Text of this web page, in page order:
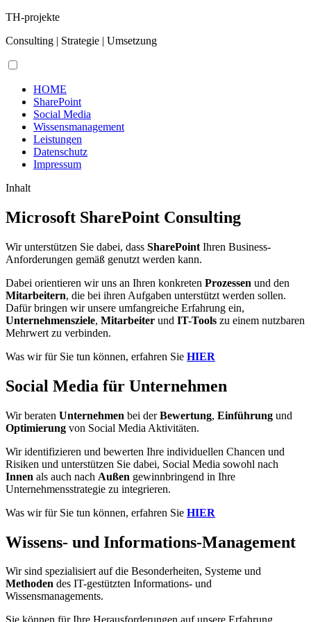
TH-projekte
Consulting | Strategie | Umsetzung
HOME
SharePoint
Social Media
Wissensmanagement
Leistungen
Datenschutz
Impressum
Inhalt
Microsoft SharePoint Consulting
Wir unterstützen Sie dabei, dass SharePoint Ihren Business-
Anforderungen gemäß genutzt werden kann.
Dabei orientieren wir uns an Ihren konkreten Prozessen und den
Mitarbeitern, die bei ihren Aufgaben unterstützt werden sollen.
Dafür bringen wir unsere umfangreiche Erfahrung ein,
Unternehmensziele, Mitarbeiter und IT-Tools zu einem nutzbaren
Mehrwert zu verbinden.
Was wir für Sie tun können, erfahren Sie HIER
Social Media für Unternehmen
Wir beraten Unternehmen bei derBewertung, Einführung und
Optimierung von Social Media Aktivitäten.
Wir identifizieren und bewerten Ihre individuellen Chancen und
Risiken und unterstützen Sie dabei, Social Media sowohl nach
Innen als auch nach Außen gewinnbringend in Ihre
Unternehmensstrategie zu integrieren.
Was wir für Sie tun können, erfahren Sie HIER
Wissens- und Informations-Management
Wir sind spezialisiert auf die Besonderheiten, Systeme und
Methoden des IT-gestützten Informations- und
Wissensmanagements.